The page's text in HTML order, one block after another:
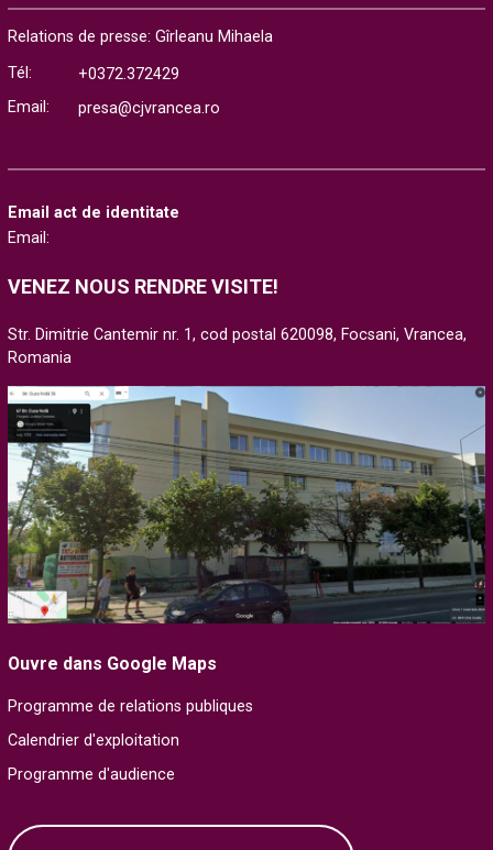
Relations de presse: Gîrleanu Mihaela
Tél:
+0372.372429
Email:
presa@cjvrancea.ro
Email act de identitate
Email:
VENEZ NOUS RENDRE VISITE!
Str. Dimitrie Cantemir nr. 1, cod postal 620098, Focsani, Vrancea,
Romania
Ouvre dans Google Maps
Programme de relations publiques
Calendrier d'exploitation
Programme d'audience